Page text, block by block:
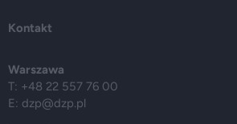
Kontakt
Warszawa
T: +48 22 557 76 00
E: dzp@dzp.pl